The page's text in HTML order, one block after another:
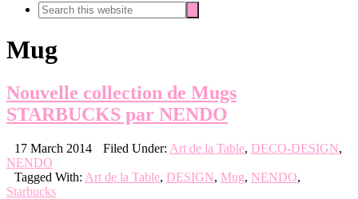
Search
this
Mug
Nouvelle collection de Mugs
STARBUCKS par NENDO
17 March 2014 Filed Under: Art de la Table, DECO-DESIGN,
NENDO
Tagged With: Art de la Table, DESIGN, Mug, NENDO,
Starbucks